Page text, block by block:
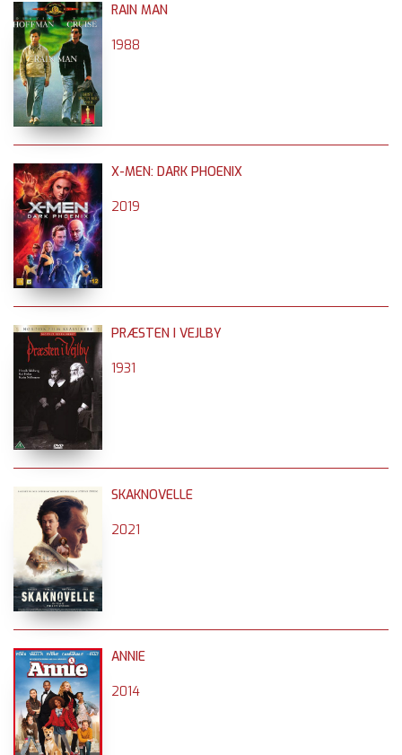
RAIN MAN
1988
X-MEN: DARK PHOENIX
2019
PRÆSTEN I VEJLBY
1931
SKAKNOVELLE
2021
ANNIE
2014